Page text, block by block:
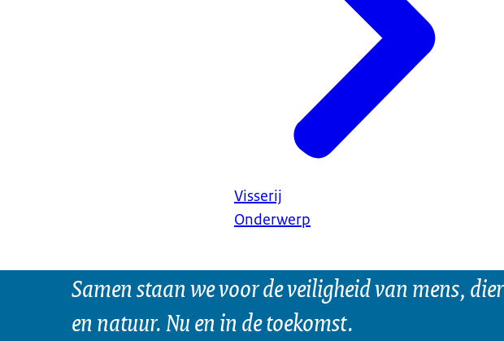
Visserij
Onderwerp
Samen staan we voor de veiligheid van mens, dier
en natuur. Nu en in de toekomst.